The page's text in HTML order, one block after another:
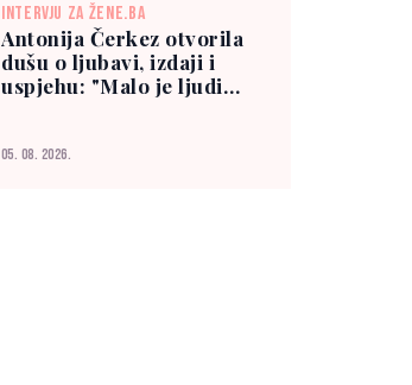
INTERVJU ZA ŽENE.BA
Antonija Čerkez otvorila
dušu o ljubavi, izdaji i
uspjehu: "Malo je ljudi
05. 08. 2026.